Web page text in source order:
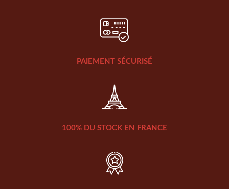
PAIEMENT SÉCURISÉ
100% DU STOCK EN FRANCE